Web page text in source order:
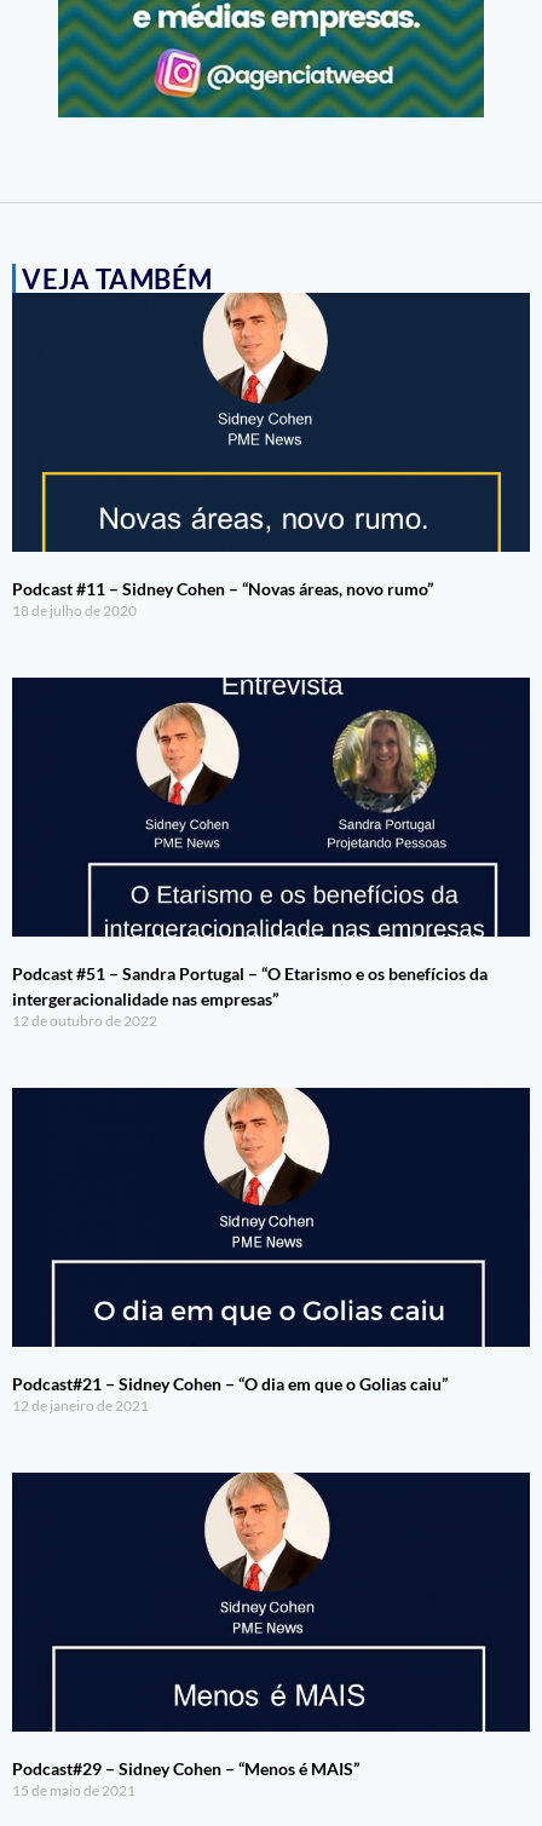
VEJA TAMBÉM
Podcast #11 – Sidney Cohen – “Novas áreas, novo rumo”
18 de julho de 2020
Podcast #51 – Sandra Portugal – “O Etarismo e os benefícios da
intergeracionalidade nas empresas”
12 de outubro de 2022
Podcast#21 – Sidney Cohen – “O dia em que o Golias caiu”
12 de janeiro de 2021
Podcast#29 – Sidney Cohen – “Menos é MAIS”
15 de maio de 2021